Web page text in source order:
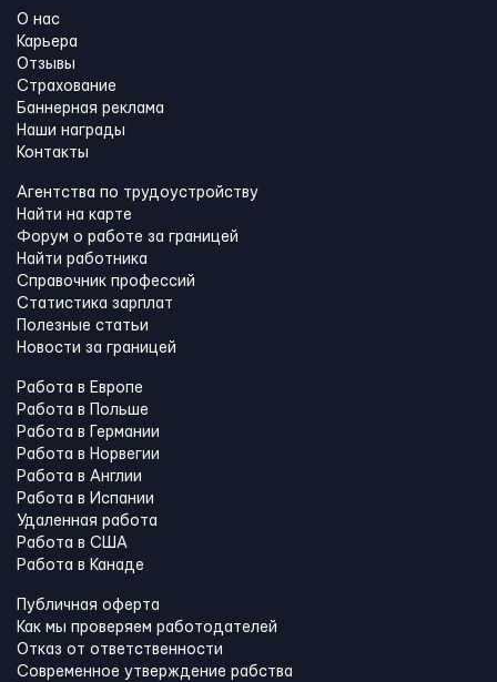
О нас
Карьера
Отзывы
Страхование
Баннерная реклама
Наши награды
Контакты
Агентства по трудоустройству
Найти на карте
Форум о работе за границей
Найти работника
Справочник профессий
Статистика зарплат
Полезные статьи
Новости за границей
Работа в Европе
Работа в Польше
Работа в Германии
Работа в Норвегии
Работа в Англии
Работа в Испании
Удаленная работа
Работа в США
Работа в Канадe
Публичная оферта
Как мы проверяем работодателей
Отказ от ответственности
Современное утверждение рабства